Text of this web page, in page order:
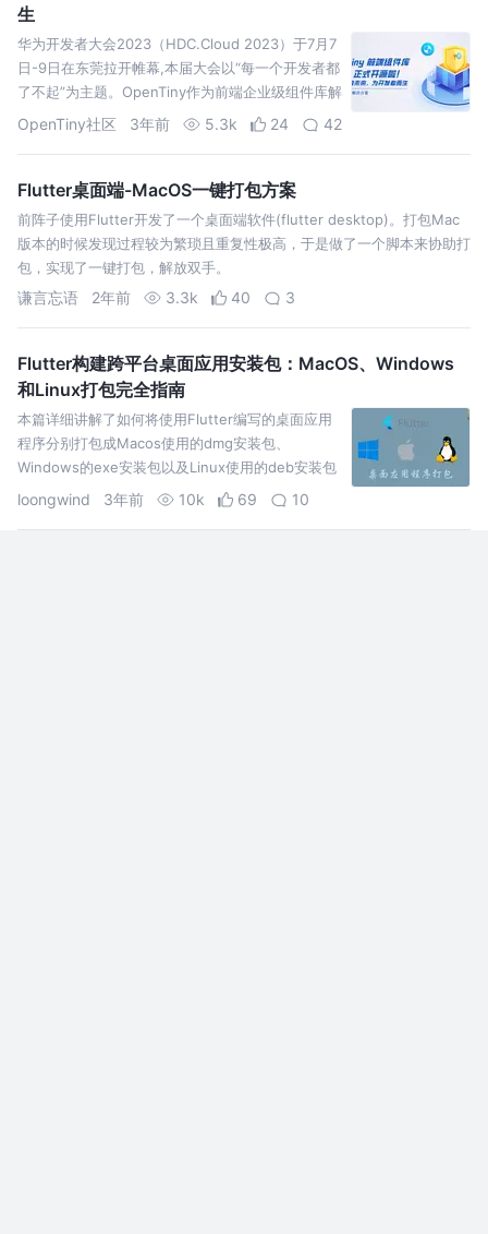
生
华为开发者大会2023（HDC.Cloud 2023）于7月7
日-9日在东莞拉开帷幕,本届大会以“每一个开发者都
了不起”为主题。OpenTiny作为前端企业级组件库解
决方案，在本次大会上正式进行发布。
OpenTiny社区 3年前 5.3k 24 42
Flutter桌面端-MacOS一键打包方案
前阵子使用Flutter开发了一个桌面端软件(flutter desktop)。打包Mac
版本的时候发现过程较为繁琐且重复性极高，于是做了一个脚本来协助打
包，实现了一键打包，解放双手。
谦言忘语 2年前 3.3k 40 3
Flutter构建跨平台桌面应用安装包：MacOS、Windows
和Linux打包完全指南
本篇详细讲解了如何将使用Flutter编写的桌面应用
程序分别打包成Macos使用的dmg安装包、
Windows的exe安装包以及Linux使用的deb安装包
方便用户在不同平台进行安装使用
loongwind 3年前 10k 69 10